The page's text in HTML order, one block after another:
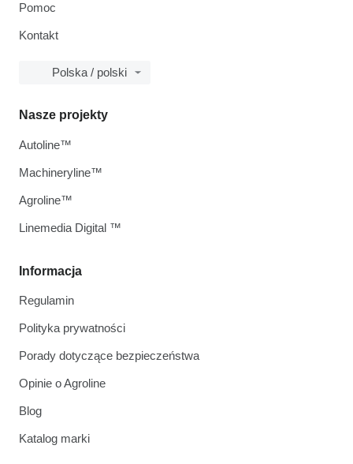
Pomoc
Kontakt
Polska / polski
Informacja
Regulamin
Polityka prywatności
Porady dotyczące bezpieczeństwa
Opinie o Agroline
Blog
Katalog marki
Nasze projekty
Autoline™
Machineryline™
Agroline™
Linemedia Digital ™